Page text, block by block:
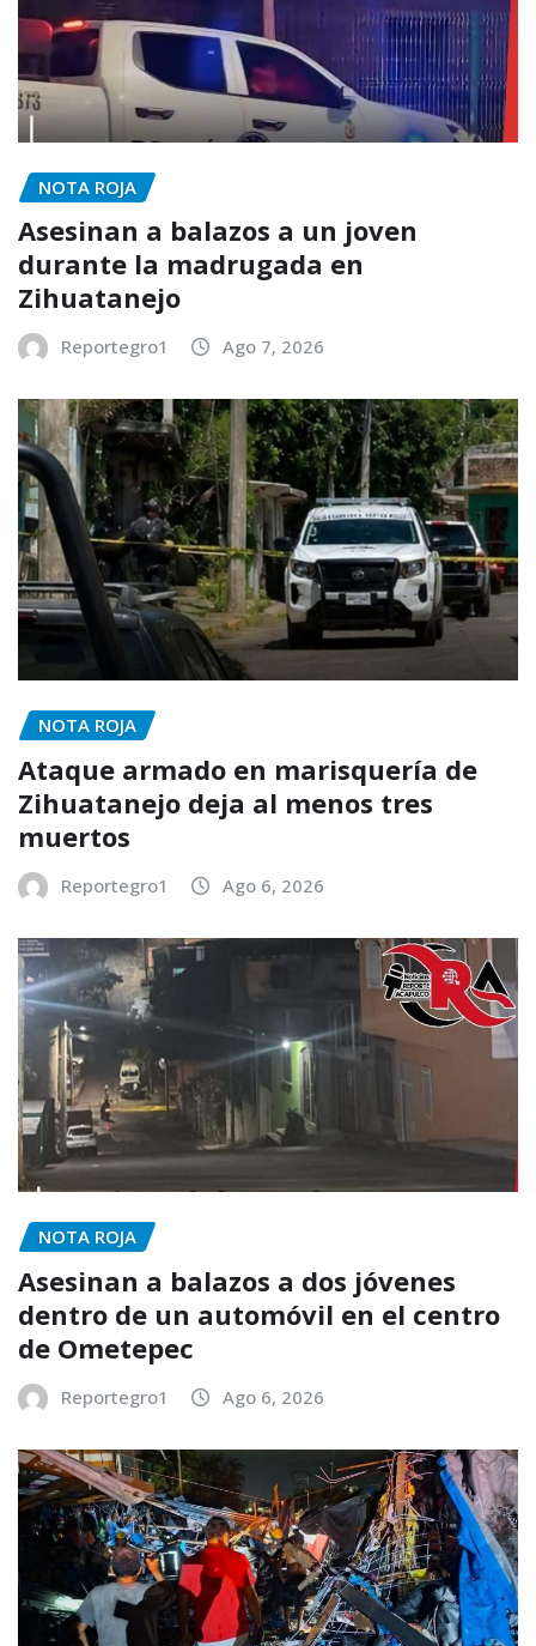
NOTA ROJA
Asesinan a balazos a un joven
durante la madrugada en
Zihuatanejo
Reportegro1 Ago 7, 2026
NOTA ROJA
Ataque armado en marisquería de
Zihuatanejo deja al menos tres
muertos
Reportegro1 Ago 6, 2026
NOTA ROJA
Asesinan a balazos a dos jóvenes
dentro de un automóvil en el centro
de Ometepec
Reportegro1 Ago 6, 2026